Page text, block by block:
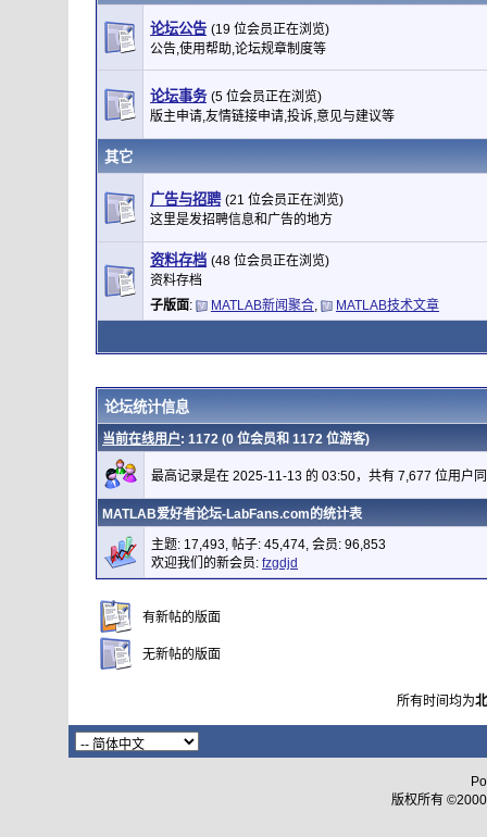
论坛公告 (19 位会员正在浏览)
公告,使用帮助,论坛规章制度等
论坛事务 (5 位会员正在浏览)
版主申请,友情链接申请,投诉,意见与建议等
其它
广告与招聘 (21 位会员正在浏览)
这里是发招聘信息和广告的地方
资料存档 (48 位会员正在浏览)
资料存档
子版面: MATLAB新闻聚合, MATLAB技术文章
论坛统计信息
当前在线用户: 1172 (0 位会员和 1172 位游客)
最高记录是在 2025-11-13 的 03:50，共有 7,677 位用户
MATLAB爱好者论坛-LabFans.com的统计表
主题: 17,493, 帖子: 45,474, 会员: 96,853
欢迎我们的新会员: fzgdjd
有新帖的版面
无新帖的版面
所有时间均为
版权所有